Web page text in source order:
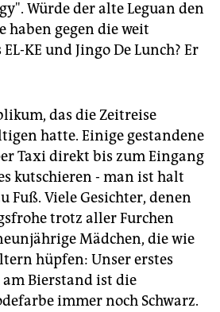
Würde der alte Leguan den
haben gegen die weit
KE und Jingo De Lunch? Er
das die Zeitreise
hatte. Einige gestandene
Taxi direkt bis zum Eingang
kutschieren - man ist halt
Fuß. Viele Gesichter, denen
trotz aller Furchen
Mädchen, die wie
hüpfen: Unser erstes
Bierstand ist die
immer noch Schwarz.